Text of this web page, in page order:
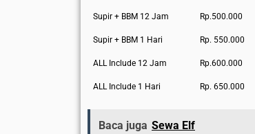
Supir + BBM 12 Jam Rp.500.000
Supir + BBM 1 Hari Rp. 550.000
ALL Include 12 Jam Rp.600.000
ALL Include 1 Hari Rp. 650.000
Baca juga Sewa Elf